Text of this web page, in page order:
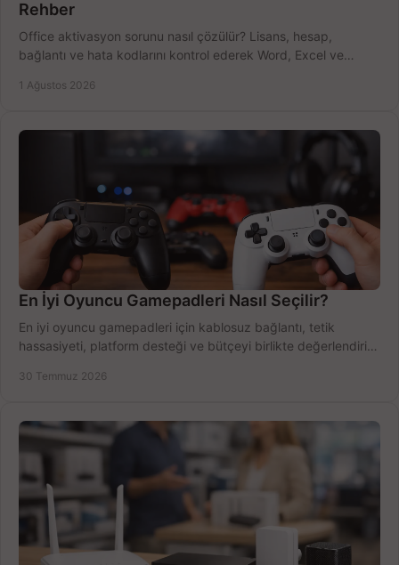
Rehber
Office aktivasyon sorunu nasıl çözülür? Lisans, hesap,
bağlantı ve hata kodlarını kontrol ederek Word, Excel ve
1 Ağustos 2026
En İyi Oyuncu Gamepadleri Nasıl Seçilir?
En iyi oyuncu gamepadleri için kablosuz bağlantı, tetik
hassasiyeti, platform desteği ve bütçeyi birlikte değerlendirin;
30 Temmuz 2026